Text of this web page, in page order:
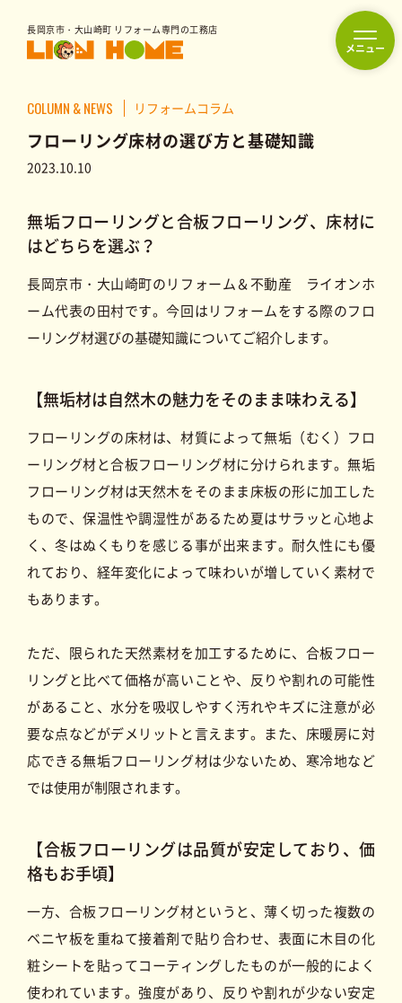
長岡京市・大山崎町 リフォーム専門の工務店
COLUMN & NEWS リフォームコラム
フローリング床材の選び方と基礎知識
2023.10.10
無垢フローリングと合板フローリング、床材に
はどちらを選ぶ？
長岡京市・大山崎町のリフォーム＆不動産 ライオンホ
ーム代表の田村です。今回はリフォームをする際のフロ
ーリング材選びの基礎知識についてご紹介します。
【無垢材は自然木の魅力をそのまま味わえる】
フローリングの床材は、材質によって無垢（むく）フロ
ーリング材と合板フローリング材に分けられます。無垢
フローリング材は天然木をそのまま床板の形に加工した
もので、保温性や調湿性があるため夏はサラッと心地よ
く、冬はぬくもりを感じる事が出来ます。耐久性にも優
れており、経年変化によって味わいが増していく素材で
もあります。
ただ、限られた天然素材を加工するために、合板フロー
リングと比べて価格が高いことや、反りや割れの可能性
があること、水分を吸収しやすく汚れやキズに注意が必
要な点などがデメリットと言えます。また、床暖房に対
応できる無垢フローリング材は少ないため、寒冷地など
では使用が制限されます。
【合板フローリングは品質が安定しており、価
格もお手頃】
一方、合板フローリング材というと、薄く切った複数の
ベニヤ板を重ねて接着剤で貼り合わせ、表面に木目の化
粧シートを貼ってコーティングしたものが一般的によく
使われています。強度があり、反りや割れが少ない安定
フルリフォーム
水まわり
リフォーム
内装
リフォーム
外装
リフォーム
駆け付けサービス
福祉用具レンタル／販売
施工事例
最新
ニュース